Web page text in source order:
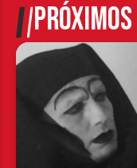
PRÓXIMOS